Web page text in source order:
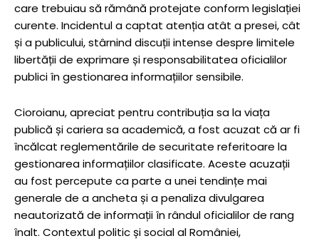
care trebuiau să rămână protejate conform legislației
curente. Incidentul a captat atenția atât a presei, cât
și a publicului, stârnind discuții intense despre limitele
libertății de exprimare și responsabilitatea oficialilor
publici în gestionarea informațiilor sensibile.
Cioroianu, apreciat pentru contribuția sa la viața
publică și cariera sa academică, a fost acuzat că ar fi
încălcat reglementările de securitate referitoare la
gestionarea informațiilor clasificate. Aceste acuzații
au fost percepute ca parte a unei tendințe mai
generale de a ancheta și a penaliza divulgarea
neautorizată de informații în rândul oficialilor de rang
înalt. Contextul politic și social al României,